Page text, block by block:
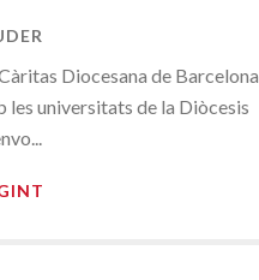
Diocesana de Barcelona
les universitats de la Diòcesis